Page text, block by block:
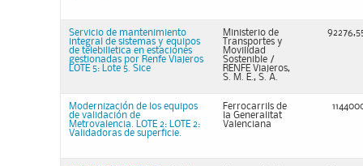
Servicio de mantenimiento
integral de sistemas y equipos
de telebilletica en estaciones
gestionadas por Renfe Viajeros
LOTE 5: Lote 5. Sice
Ministerio de
Transportes y
Movilidad
Sostenible /
RENFE Viajeros,
S. M. E., S. A.
Modernización de los equipos
de validación de
Metrovalencia. LOTE 2: LOTE 2:
Validadoras de superficie.
Ferrocarrils de
la Generalitat
Valenciana